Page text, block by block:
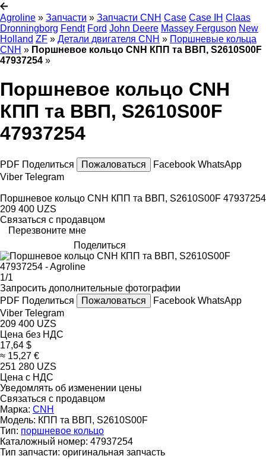
Agroline » Запчасти » Запчасти CNH Case Case IH Claas
Dronningborg Fendt Ford John Deere Massey Ferguson New
Holland ZF » Детали двигателя CNH » Поршневые кольца
CNH » Поршневое кольцо CNH КПП та ВВП, S2610S00F
47937254 »
Поршневое кольцо CNH
КПП та ВВП, S2610S00F
47937254
PDF Поделиться Пожаловаться Facebook WhatsApp
Viber Telegram
Поршневое кольцо CNH КПП та ВВП, S2610S00F 47937254
209 400 UZS
Связаться с продавцом
Перезвоните мне
Поделиться
1/1
Запросить дополнительные фотографии
PDF Поделиться Пожаловаться Facebook WhatsApp
Viber Telegram
209 400 UZS
Цена без НДС
17,64 $
≈ 15,27 €
251 280 UZS
Цена с НДС
Уведомлять об изменении цены
Связаться с продавцом
Марка: CNH
Модель: КПП та ВВП, S2610S00F
Тип: поршневое кольцо
Каталожный номер: 47937254
Тип запчасти: оригинальная запчасть